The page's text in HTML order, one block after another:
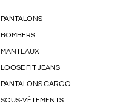
PANTALONS
BOMBERS
MANTEAUX
LOOSE FIT JEANS
PANTALONS CARGO
SOUS-VÊTEMENTS